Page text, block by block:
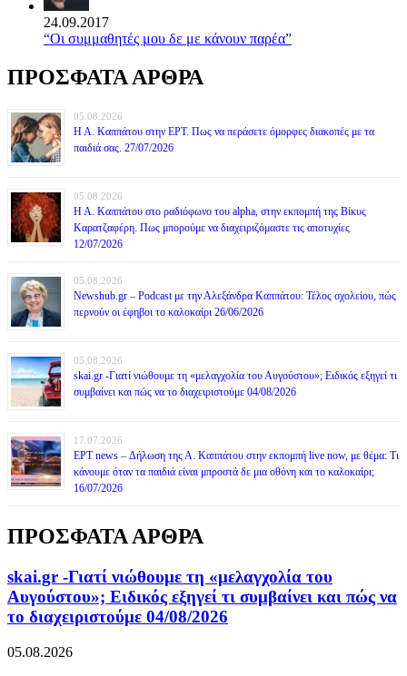
24.09.2017
“Οι συμμαθητές μου δε με κάνουν παρέα”
ΠΡΟΣΦΑΤΑ ΑΡΘΡΑ
05.08.2026
Η Α. Καππάτου στην ΕΡΤ. Πως να περάσετε όμορφες διακοπές με τα
παιδιά σας. 27/07/2026
05.08.2026
Η Α. Καππάτου στο ραδιόφωνο του alpha, στην εκπομπή της Βίκυς
Καρατζαφέρη. Πως μπορούμε να διαχειριζόμαστε τις αποτυχίες
12/07/2026
05.08.2026
Newshub.gr – Podcast με την Αλεξάνδρα Καππάτου: Τέλος σχολείου, πώς
περνούν οι έφηβοι το καλοκαίρι 26/06/2026
05.08.2026
skai.gr -Γιατί νιώθουμε τη «μελαγχολία του Αυγούστου»; Ειδικός εξηγεί τι
συμβαίνει και πώς να το διαχειριστούμε 04/08/2026
17.07.2026
ΕΡΤ news – Δήλωση της Α. Καππάτου στην εκπομπή live now, με θέμα: Τι
κάνουμε όταν τα παιδιά είναι μπροστά δε μια οθόνη και το καλοκαίρι;
16/07/2026
ΠΡΟΣΦΑΤΑ ΑΡΘΡΑ
skai.gr -Γιατί νιώθουμε τη «μελαγχολία του
Αυγούστου»; Ειδικός εξηγεί τι συμβαίνει και πώς να
το διαχειριστούμε 04/08/2026
05.08.2026